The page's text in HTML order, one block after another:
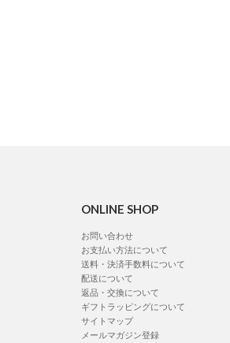
ONLINE SHOP
お問い合わせ
お支払い方法について
送料・決済手数料について
配送について
返品・交換について
ギフトラッピングについて
サイトマップ
メールマガジン登録